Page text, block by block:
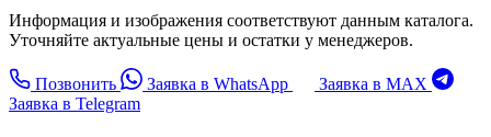
Информация и изображения соответствуют данным каталога.
Уточняйте актуальные цены и остатки у менеджеров.
Позвонить Заявка в WhatsApp
Заявка в MAX
Заявка в Telegram